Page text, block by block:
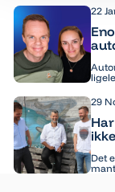
og
at
22
29
Det